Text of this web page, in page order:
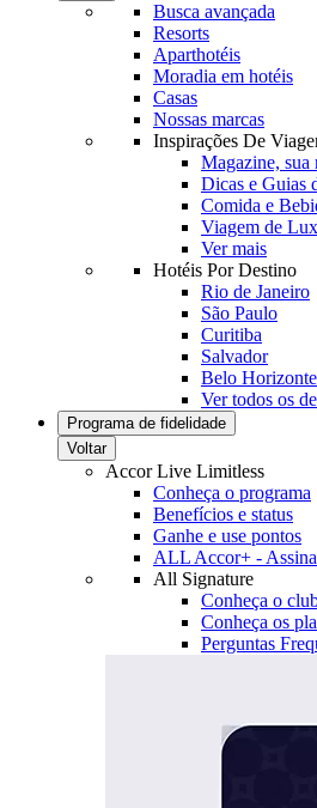
Busca avançada
Resorts
Aparthotéis
Moradia em hotéis
Casas
Nossas marcas
Inspirações De
Magazine, sua
Dicas e Guias
Comida e
Viagem de
Ver mais
Hotéis Por Destino
Rio de Janeiro
São Paulo
Curitiba
Salvador
Belo Horizonte
Ver todos os
Programa de fidelidade
Voltar
Accor Live Limitless
Conheça o programa
Benefícios e status
Ganhe e use pontos
ALL Accor+ -
All Signature
Conheça o
Conheça os
Perguntas